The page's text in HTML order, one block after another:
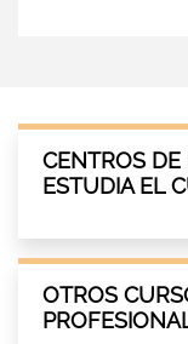
CENTROS
ESTUDIA EL
OTROS